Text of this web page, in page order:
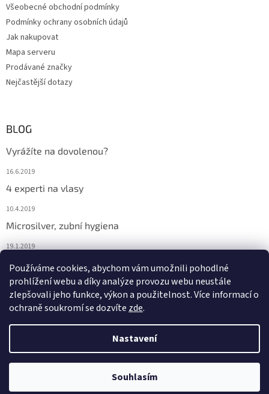
Používáme cookies, abychom vám umožnili pohodlné
prohlížení webu a díky analýze provozu webu neustále
zlepšovali jeho funkce, výkon a použitelnost. Více informací o
ochraně soukromí se dozvíte zde.
Nastavení
Souhlasím
Všeobecné obchodní podmínky
Podmínky ochrany osobních údajů
Jak nakupovat
Mapa serveru
Prodávané značky
Nejčastější dotazy
BLOG
Vyrážíte na dovolenou?
16.6.2019
4 experti na vlasy
10.4.2019
Microsilver, zubní hygiena
19.1.2019
Nemáte překyselený organismus?
12.1.2019
Copyright 2026Investice do zdraví - se určitě vyplatí!. Všechna
práva vyhrazena.